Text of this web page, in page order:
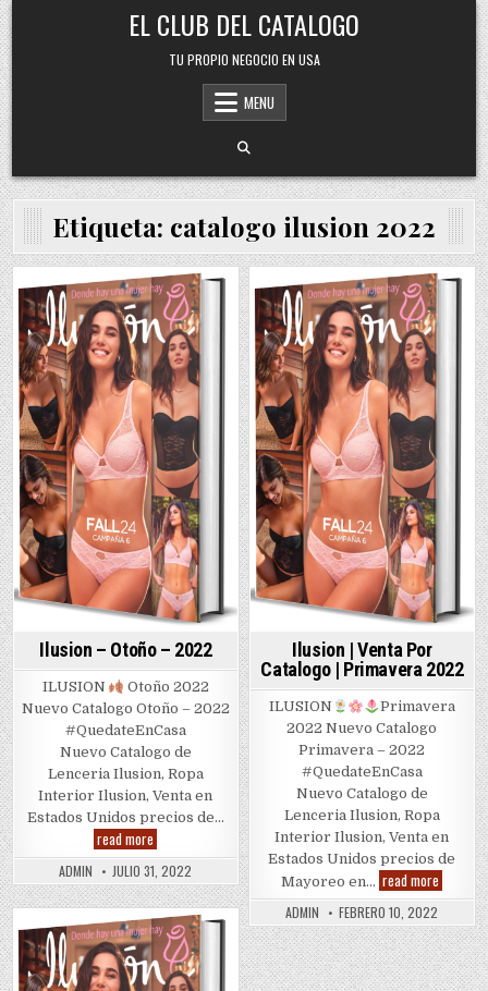
Skip
to
content
EL CLUB DEL CATALOGO
TU PROPIO NEGOCIO EN USA
MENU
Etiqueta: catalogo ilusion 2022
Posted
in
Ilusion – Otoño – 2022
ILUSION
Otoño 2022
Nuevo Catalogo Otoño – 2022
#QuedateEnCasa
Nuevo Catalogo de
Lenceria Ilusion, Ropa
Interior Ilusion, Venta en
Estados Unidos precios de…
read more
–
Otoño
–
2022
ADMIN JULIO 31, 2022
Posted
in
Ilusion | Venta Por
Catalogo | Primavera 2022
ILUSION
Primavera
2022 Nuevo Catalogo
Primavera – 2022
#QuedateEnCasa
Nuevo Catalogo de
Lenceria Ilusion, Ropa
Interior Ilusion, Venta en
Estados Unidos precios de
Mayoreo en… read more
|
Por
Catalogo
|
2022
ADMIN FEBRERO 10, 2022
Posted
in